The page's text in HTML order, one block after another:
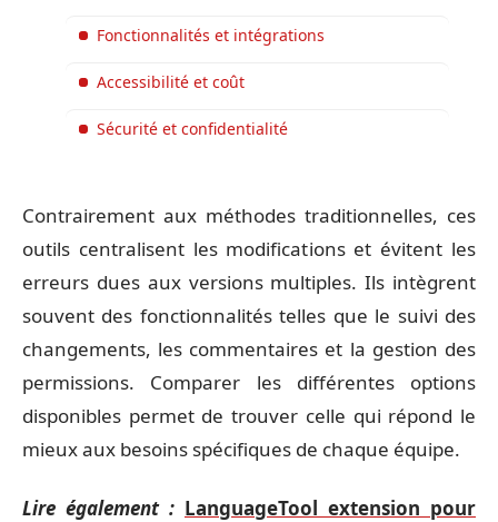
Fonctionnalités et intégrations
Accessibilité et coût
Sécurité et confidentialité
Contrairement aux méthodes traditionnelles, ces
outils centralisent les modifications et évitent les
erreurs dues aux versions multiples. Ils intègrent
souvent des fonctionnalités telles que le suivi des
changements, les commentaires et la gestion des
permissions. Comparer les différentes options
disponibles permet de trouver celle qui répond le
mieux aux besoins spécifiques de chaque équipe.
Lire également : LanguageTool extension pour